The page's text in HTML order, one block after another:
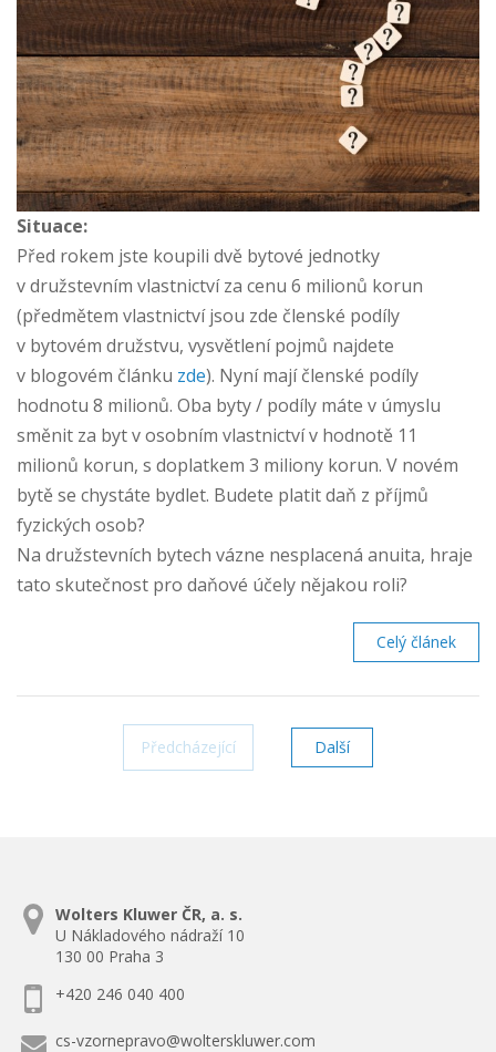
Situace:
Před rokem jste koupili dvě bytové jednotky
v družstevním vlastnictví za cenu 6 milionů korun
(předmětem vlastnictví jsou zde členské podíly
v bytovém družstvu, vysvětlení pojmů najdete
v blogovém článku zde). Nyní mají členské podíly
hodnotu 8 milionů. Oba byty / podíly máte v úmyslu
směnit za byt v osobním vlastnictví v hodnotě 11
milionů korun, s doplatkem 3 miliony korun. V novém
bytě se chystáte bydlet. Budete platit daň z příjmů
fyzických osob?
Na družstevních bytech vázne nesplacená anuita, hraje
tato skutečnost pro daňové účely nějakou roli?
Celý článek
Předcházejícístránka Dalšístránka
Wolters Kluwer ČR, a. s.
U Nákladového nádraží 10
130 00 Praha 3
+420 246 040 400
cs-vzornepravo@wolterskluwer.com